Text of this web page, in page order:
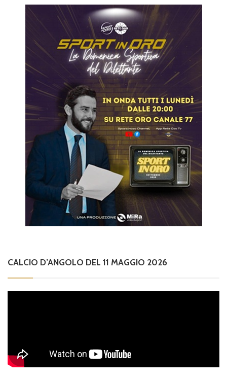
CALCIO D’ANGOLO DEL 11 MAGGIO 2026